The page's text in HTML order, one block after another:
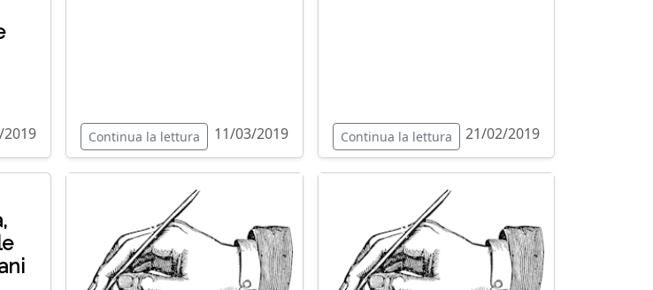
Continua la lettura 11/03/2019 Continua la lettura 21/02/2019